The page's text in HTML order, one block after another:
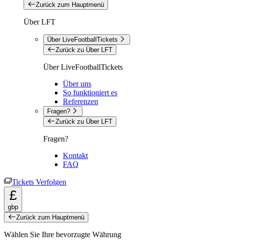
Zurück zum Hauptmenü
Über LFT
Über LiveFootballTickets
Zurück zu Über LFT
Über LiveFootballTickets
Über uns
So funktioniert es
Referenzen
Fragen?
Zurück zu Über LFT
Fragen?
Kontakt
FAQ
Tickets Verfolgen
£
gbp
Zurück zum Hauptmenü
Wählen Sie Ihre bevorzugte Währung